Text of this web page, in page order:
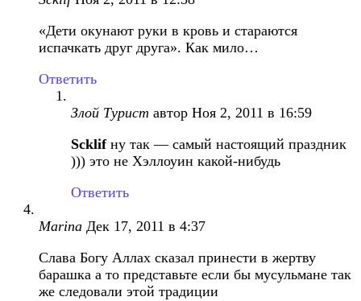
«Дети окунают руки в кровь и стараются
испачкать друг друга». Как мило…
Ответить
Злой Турист автор Ноя 2, 2011 в 16:59
Scklifну так — самый настоящий праздник
))) это не Хэллоуин какой-нибудь
Ответить
Marina Дек 17, 2011 в 4:37
Слава Богу Аллах сказал принести в жертву
барашка а то представьте если бы мусульмане так
же следовали этой традиции